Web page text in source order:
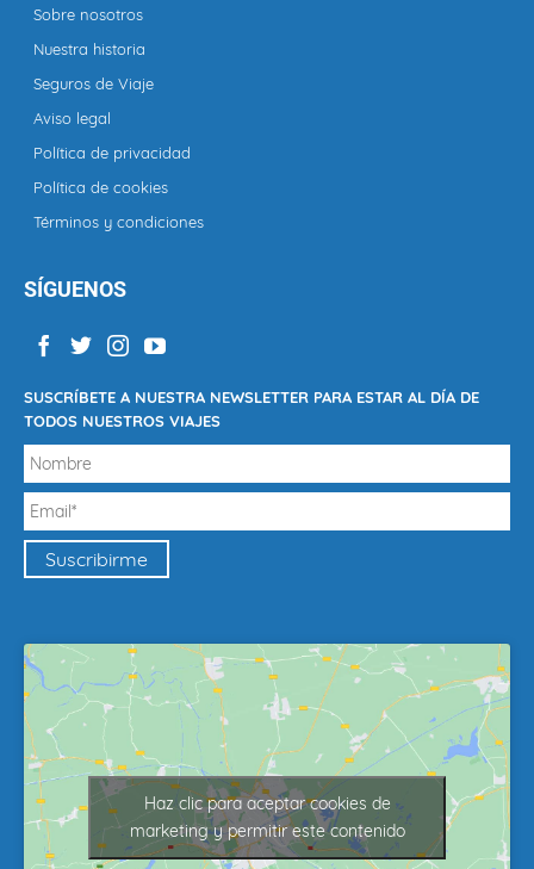
Sobre nosotros
Nuestra historia
Seguros de Viaje
Aviso legal
Política de privacidad
Política de cookies
Términos y condiciones
SÍGUENOS
SUSCRÍBETE A NUESTRA NEWSLETTER PARA ESTAR AL DÍA DE
TODOS NUESTROS VIAJES
Haz clic para aceptar cookies de
marketing y permitir este contenido